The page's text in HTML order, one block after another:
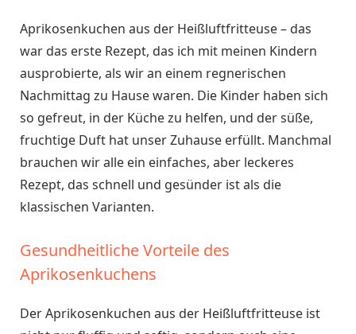
Aprikosenkuchen aus der Heißluftfritteuse – das
war das erste Rezept, das ich mit meinen Kindern
ausprobierte, als wir an einem regnerischen
Nachmittag zu Hause waren. Die Kinder haben sich
so gefreut, in der Küche zu helfen, und der süße,
fruchtige Duft hat unser Zuhause erfüllt. Manchmal
brauchen wir alle ein einfaches, aber leckeres
Rezept, das schnell und gesünder ist als die
klassischen Varianten.
Gesundheitliche Vorteile des
Aprikosenkuchens
Der Aprikosenkuchen aus der Heißluftfritteuse ist